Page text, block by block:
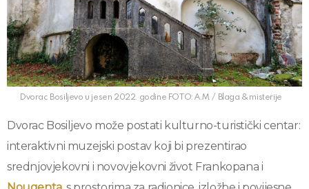
Dvorac Bosiljevo u jesen 2022. godine FOTO: A.M. / Blaga & misterije
Dvorac Bosiljevo može postati kulturno-turistički centar:
interaktivni muzejski postav koji bi prezentirao
srednjovjekovni i novovjekovni život Frankopana i